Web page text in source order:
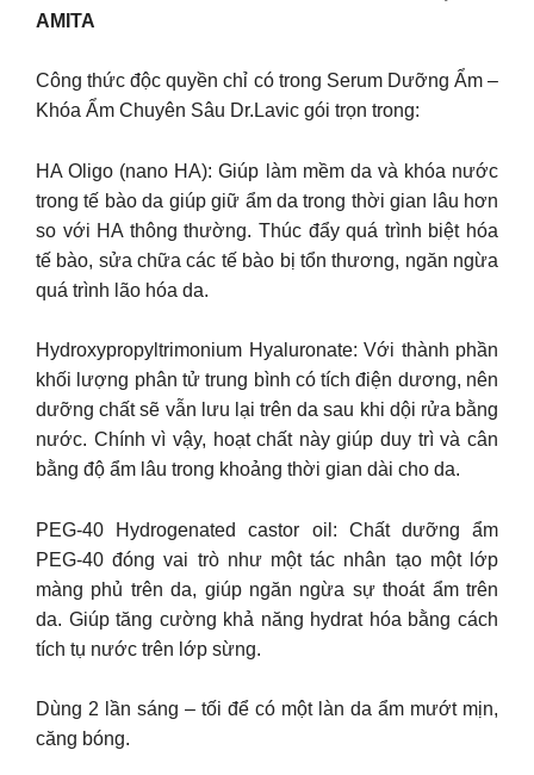
AMITA
Công thức độc quyền chỉ có trong Serum Dưỡng Ẩm –
Khóa Ẩm Chuyên Sâu Dr.Lavic gói trọn trong:
HA Oligo (nano HA): Giúp làm mềm da và khóa nước
trong tế bào da giúp giữ ẩm da trong thời gian lâu hơn
so với HA thông thường. Thúc đẩy quá trình biệt hóa
tế bào, sửa chữa các tế bào bị tổn thương, ngăn ngừa
quá trình lão hóa da.
Hydroxypropyltrimonium Hyaluronate: Với thành phần
khối lượng phân tử trung bình có tích điện dương, nên
dưỡng chất sẽ vẫn lưu lại trên da sau khi dội rửa bằng
nước. Chính vì vậy, hoạt chất này giúp duy trì và cân
bằng độ ẩm lâu trong khoảng thời gian dài cho da.
PEG-40 Hydrogenated castor oil: Chất dưỡng ẩm
PEG-40 đóng vai trò như một tác nhân tạo một lớp
màng phủ trên da, giúp ngăn ngừa sự thoát ẩm trên
da. Giúp tăng cường khả năng hydrat hóa bằng cách
tích tụ nước trên lớp sừng.
Dùng 2 lần sáng – tối để có một làn da ẩm mướt mịn,
căng bóng.